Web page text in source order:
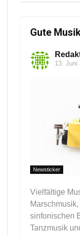
Gute
13. Juni
Newsticker
Vielfältige
sinfonischen
Tanzmusik